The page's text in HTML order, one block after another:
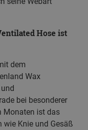
Hose ist
dem
Wax
bei besonderer
Monaten ist das
wie Knie und Gesäß